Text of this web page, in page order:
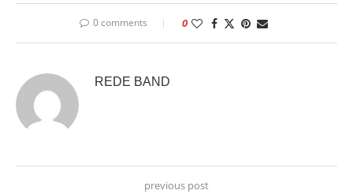
0 comments 0
REDE BAND
previous post